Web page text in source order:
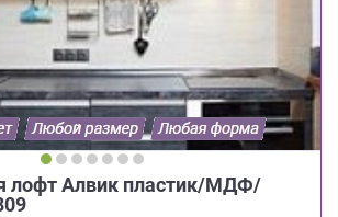
лофт Алвик пластик/МДФ/